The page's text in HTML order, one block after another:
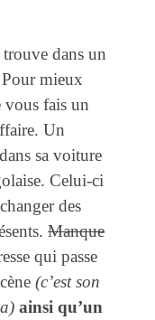
dans un
mieux
vous fais un
Un
sa voiture
Celui-ci
des
Manque
qui passe
(c’est son
ainsi qu’un